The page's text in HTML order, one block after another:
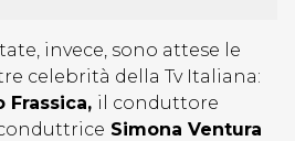
invece, sono attese le
celebrità della Tv Italiana:
Frassica, il conduttore
Simona Ventura